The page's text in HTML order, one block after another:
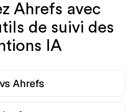
Ahrefs avec
de suivi des
IA
Ahrefs